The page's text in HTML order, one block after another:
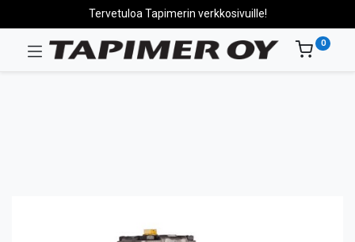
Tervetuloa Tapimerin verkkosivuille!
0